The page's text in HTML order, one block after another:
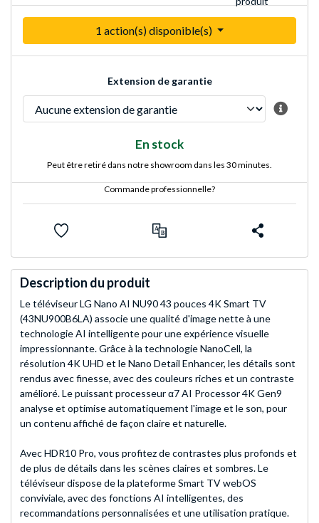
1 action(s) disponible(s)
Extension de garantie
En stock
Peut être retiré dans notre showroom dans les 30 minutes.
Commande professionnelle?
Description du produit
Le téléviseur LG Nano AI NU90 43 pouces 4K Smart TV
(43NU900B6LA) associe une qualité d'image nette à une
technologie AI intelligente pour une expérience visuelle
impressionnante. Grâce à la technologie NanoCell, la
résolution 4K UHD et le Nano Detail Enhancer, les détails sont
rendus avec finesse, avec des couleurs riches et un contraste
amélioré. Le puissant processeur α7 AI Processor 4K Gen9
analyse et optimise automatiquement l'image et le son, pour
un contenu affiché de façon claire et naturelle.
Avec HDR10 Pro, vous profitez de contrastes plus profonds et
de plus de détails dans les scènes claires et sombres. Le
téléviseur dispose de la plateforme Smart TV webOS
conviviale, avec des fonctions AI intelligentes, des
recommandations personnalisées et une utilisation pratique.